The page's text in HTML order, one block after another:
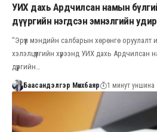
УИХ дахь Ардчилсан намын
дүүргийн нэгдсэн эмнэлгийн
"Эрүүл мэндийн салбарын хөрөнгө оруулалт
хэлэлцүүлгийн хүрээнд УИХ дахь Ардчилсан
дүүргийн…
Баасандэлгэр Мөнхбаяр 1 минут уншина